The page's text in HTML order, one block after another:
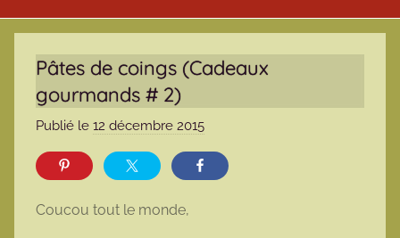
Pâtes de coings (Cadeaux
gourmands # 2)
Publié le 12 décembre 2015
a
Coucou tout le monde,